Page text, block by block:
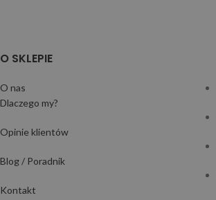
O SKLEPIE
O nas
Dlaczego my?
Opinie klientów
Blog / Poradnik
Kontakt